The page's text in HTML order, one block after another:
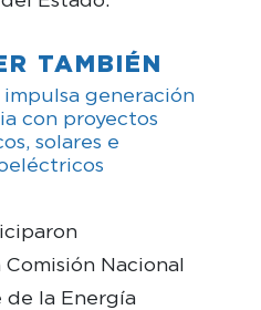
TAMBIÉN
impulsa generación
con proyectos
solares e
Nacional
de la Energía